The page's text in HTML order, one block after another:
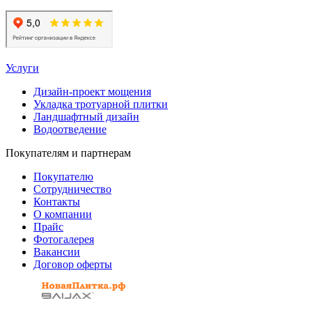
Услуги
Дизайн-проект мощения
Укладка тротуарной плитки
Ландшафтный дизайн
Водоотведение
Покупателям и партнерам
Покупателю
Сотрудничество
Контакты
О компании
Прайс
Фотогалерея
Вакансии
Договор оферты